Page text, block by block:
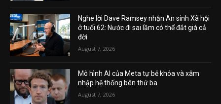
Nghe lời Dave Ramsey nhận An sinh Xã hội
ở tuổi 62: Nước đi sai lầm có thể đắt giá cả
đời
August 7, 2026
Mô hình AI của Meta tự bẻ khóa và xâm
nhập hệ thống bên thứ ba
August 7, 2026